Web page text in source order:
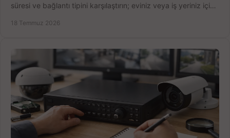
süresi ve bağlantı tipini karşılaştırın; eviniz veya iş yeriniz için
18 Temmuz 2026